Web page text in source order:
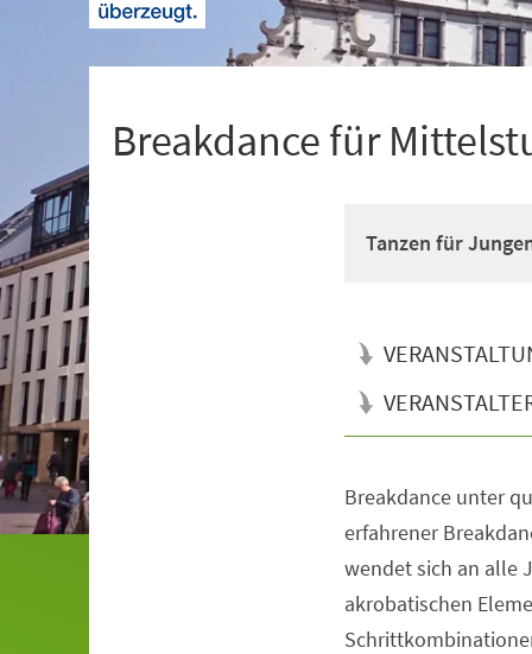
Breakdance für
Tanzen für
Breakdance unter
erfahrener
wendet sich an alle
akrobatischen